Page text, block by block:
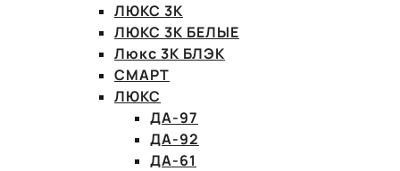
ЛЮКС 3К
ЛЮКС 3К БЕЛЫЕ
Люкс 3К БЛЭК
СМАРТ
ЛЮКС
ДА-97
ДА-92
ДА-61